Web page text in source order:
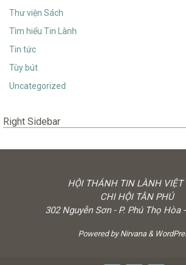
Thư viện Sách
Tìm hiểu Tin Lành
Tin tức
Tùy bút
Uncategorized
Right Sidebar
HỘI THÁNH TIN LÀNH VIỆT
CHI HỘI TÂN PHÚ
302 Nguyễn Sơn - P. Phú Thọ Hòa
Powered byNirvana&